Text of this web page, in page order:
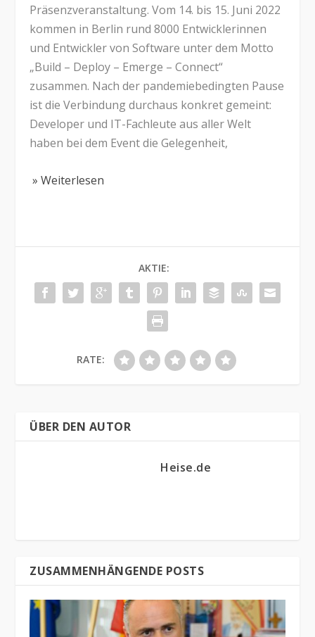
Präsenzveranstaltung. Vom 14. bis 15. Juni 2022
kommen in Berlin rund 8000 Entwicklerinnen
und Entwickler von Software unter dem Motto
„Build – Deploy – Emerge – Connect“
zusammen. Nach der pandemiebedingten Pause
ist die Verbindung durchaus konkret gemeint:
Developer und IT-Fachleute aus aller Welt
haben bei dem Event die Gelegenheit,
» Weiterlesen
AKTIE:
RATE:
ÜBER DEN AUTOR
Heise.de
ZUSAMMENHÄNGENDE POSTS